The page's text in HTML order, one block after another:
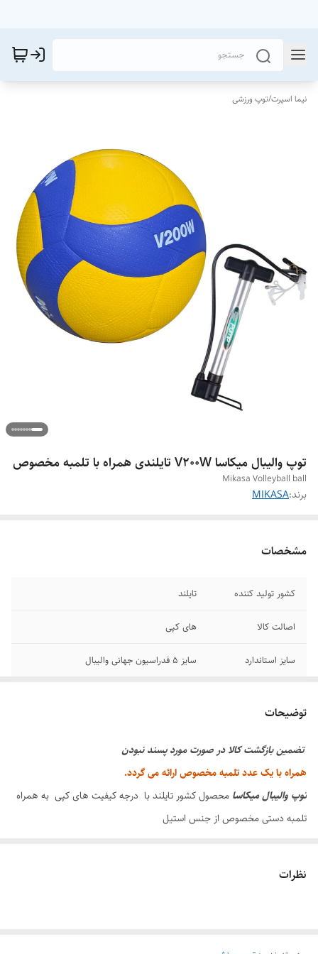
نیما اسپرت/توپ ورزشی
توپ والیبال میکاسا V200W تایلندی همراه با تلمبه مخصوص
Mikasa Volleyball ball
برند:MIKASA
مشخصات
کشور تولید کننده تایلند
اصالت کالا های کپی
سایز استاندارد سایز ۵ فدراسیون جهانی والیبال
توضیحات
تضمین بازگشت کالا در صورت مورد پسند نبودن
همراه با یک عدد تلمبه مخصوص ارائه می گردد.
توپ والیبالمیکاسا محصول کشور تایلند با درجه کیفیت های کپی به همراه
تلمبه دستی مخصوص از جنس استیل
مورد استفاده در مدارس ، مناسب بازی در زمین های خاکی و زمین های
نظرات